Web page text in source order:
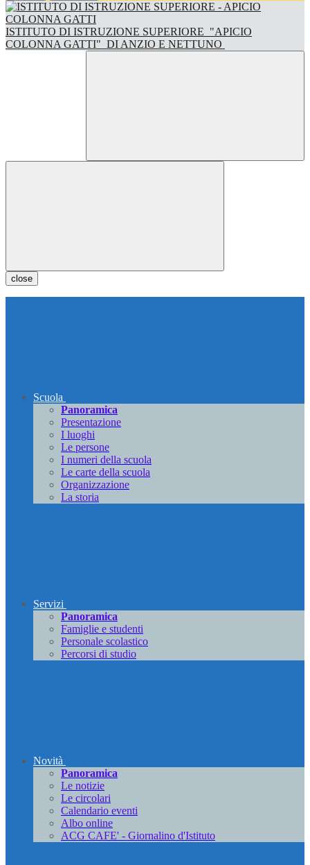
ISTITUTO DI ISTRUZIONE SUPERIORE "APICIO
COLONNA GATTI" DI ANZIO E NETTUNO
close
Scuola
Panoramica
Presentazione
I luoghi
Le persone
I numeri della scuola
Le carte della scuola
Organizzazione
La storia
Servizi
Panoramica
Famiglie e studenti
Personale scolastico
Percorsi di studio
Novità
Panoramica
Le notizie
Le circolari
Calendario eventi
Albo online
ACG CAFE' - Giornalino d'Istituto